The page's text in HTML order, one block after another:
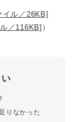
ル／26KB]
／116KB] ）
りなかった